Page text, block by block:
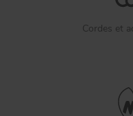
Cordes et